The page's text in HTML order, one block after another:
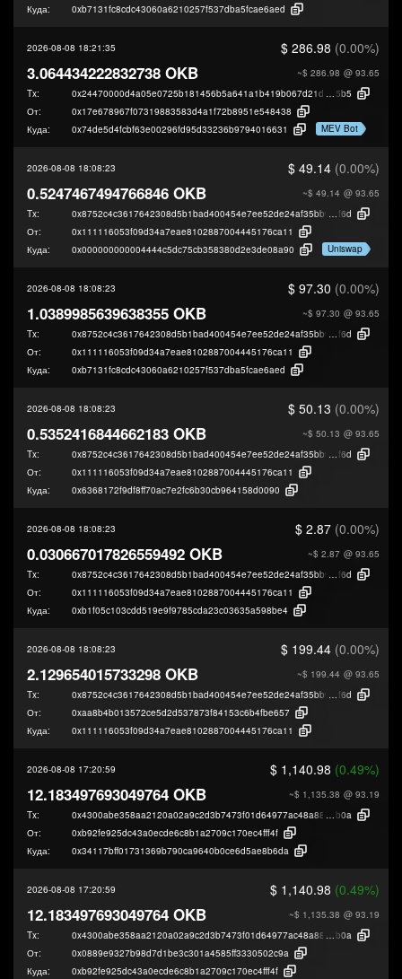
Куда: 0xb7131fc8cdc43060a6210257f537dba5fcae6aed
2026-08-08 18:21:35 $ 286.98 (0.00%)
~$ 286.98 @ 93.65
3.064434222832738 OKB
Tx: 0x24470000d4a05e0725b181456b5a641a1b419b067d21d7ffcd55f7b6d5697
5b5
От:
0x17e678967f07319883583d4a1f72b8951e548438
Куда:
0x74de5d4fcbf63e00296fd95d33236b9794016631 MEV Bot
2026-08-08 18:08:23 $ 49.14 (0.00%)
~$ 49.14 @ 93.65
0.5247467494766846 OKB
Tx: 0x8752c4c3617642308d5b1bad400454e7ee52de24af35bb906dd5280febd39
f6d
От:
0x111116053f09d34a7eae8102887004445176ca11
Куда:
0x000000000004444c5dc75cb358380d2e3de08a90 Uniswap
2026-08-08 18:08:23 $ 97.30 (0.00%)
~$ 97.30 @ 93.65
1.0389985639638355 OKB
Tx: 0x8752c4c3617642308d5b1bad400454e7ee52de24af35bb906dd5280febd39
f6d
От:
0x111116053f09d34a7eae8102887004445176ca11
Куда:
0xb7131fc8cdc43060a6210257f537dba5fcae6aed
2026-08-08 18:08:23 $ 50.13 (0.00%)
~$ 50.13 @ 93.65
0.5352416844662183 OKB
Tx: 0x8752c4c3617642308d5b1bad400454e7ee52de24af35bb906dd5280febd39
f6d
От:
0x111116053f09d34a7eae8102887004445176ca11
Куда:
0x6368172f9df8ff70ac7e2fc6b30cb964158d0090
2026-08-08 18:08:23 $ 2.87 (0.00%)
~$ 2.87 @ 93.65
0.030667017826559492 OKB
Tx: 0x8752c4c3617642308d5b1bad400454e7ee52de24af35bb906dd5280febd39
f6d
От:
0x111116053f09d34a7eae8102887004445176ca11
Куда:
0xb1f05c103cdd519e9f9785cda23c03635a598be4
2026-08-08 18:08:23 $ 199.44 (0.00%)
~$ 199.44 @ 93.65
2.129654015733298 OKB
Tx: 0x8752c4c3617642308d5b1bad400454e7ee52de24af35bb906dd5280febd39
f6d
От:
0xaa8b4b013572ce5d2d537873f84153c6b4fbe657
Куда:
0x111116053f09d34a7eae8102887004445176ca11
2026-08-08 17:20:59 $ 1,140.98 (0.49%)
~$ 1,135.38 @ 93.19
12.183497693049764 OKB
Tx: 0x4300abe358aa2120a02a9c2d3b7473f01d64977ac48a8805e8212020f59a0
b0a
От:
0xb92fe925dc43a0ecde6c8b1a2709c170ec4fff4f
Куда:
0x34117bff01731369b790ca9640b0ce6d5ae8b6da
2026-08-08 17:20:59 $ 1,140.98 (0.49%)
~$ 1,135.38 @ 93.19
12.183497693049764 OKB
Tx: 0x4300abe358aa2120a02a9c2d3b7473f01d64977ac48a8805e8212020f59a0
b0a
От:
0x0889e9327b98d7d1be3c301a4585ff3330502c9a
Куда:
0xb92fe925dc43a0ecde6c8b1a2709c170ec4fff4f